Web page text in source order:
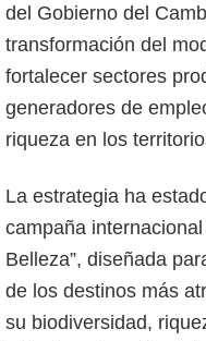
del Gobierno del
transformación del
fortalecer sectores
generadores de
riqueza en los
La estrategia ha
campaña
Belleza”, diseñada
de los destinos más
su biodiversidad,